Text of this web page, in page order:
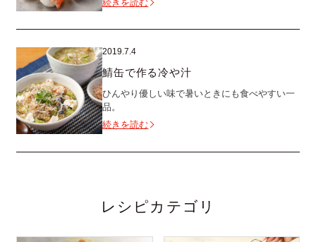
続きを読む
2019.7.4
鯖缶で作る冷や汁
ひんやり優しい味で暑いときにも食べやすい一
品。
続きを読む
レシピカテゴリ